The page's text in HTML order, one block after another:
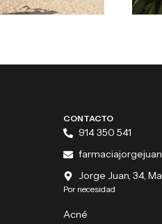
CONTACTO
914 350 541
Jorge Juan, 34,
Por necesidad
Acné